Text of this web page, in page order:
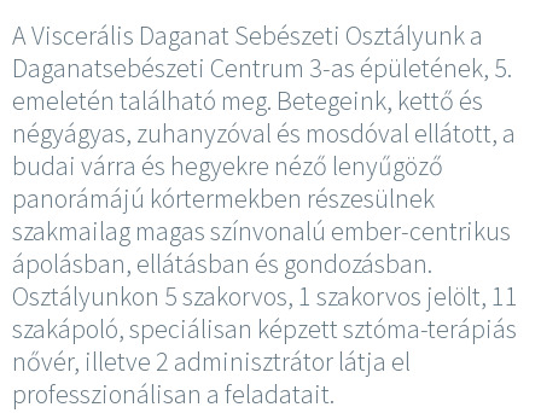
A Viscerális Daganat Sebészeti Osztályunk a
Daganatsebészeti Centrum 3-as épületének, 5.
emeletén található meg. Betegeink, kettő és
négyágyas, zuhanyzóval és mosdóval ellátott, a
budai várra és hegyekre néző lenyűgöző
panorámájú kórtermekben részesülnek
szakmailag magas színvonalú ember-centrikus
ápolásban, ellátásban és gondozásban.
Osztályunkon 5 szakorvos, 1 szakorvos jelölt, 11
szakápoló, speciálisan képzett sztóma-terápiás
nővér, illetve 2 adminisztrátor látja el
professzionálisan a feladatait.